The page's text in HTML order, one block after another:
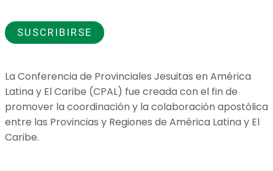
La Conferencia de Provinciales Jesuitas en América
Latina y El Caribe (CPAL) fue creada con el fin de
promover la coordinación y la colaboración apostólica
entre las Provincias y Regiones de América Latina y El
Caribe.